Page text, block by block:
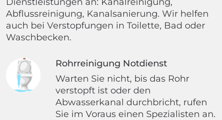
Abflussreinigung, Kanalsanierung. Wir helfen
auch bei Verstopfungen in Toilette, Bad oder
Waschbecken.
Rohrreinigung Notdienst
Warten Sie nicht, bis das Rohr
verstopft ist oder den
Abwasserkanal durchbricht, rufen
Sie im Voraus einen Spezialisten an.